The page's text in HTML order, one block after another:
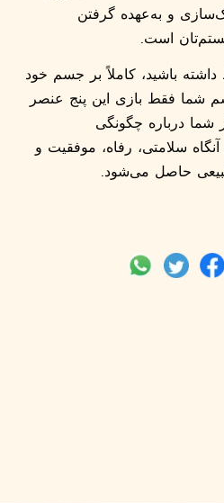
و به‌عهده گرفتن
است.
باشید، کاملاً بر جسم خود
شما فقط بازی این پنج عنصر
شما درباره چگونگی
سلامتی، رفاه، موفقیت و
حاصل می‌شود.